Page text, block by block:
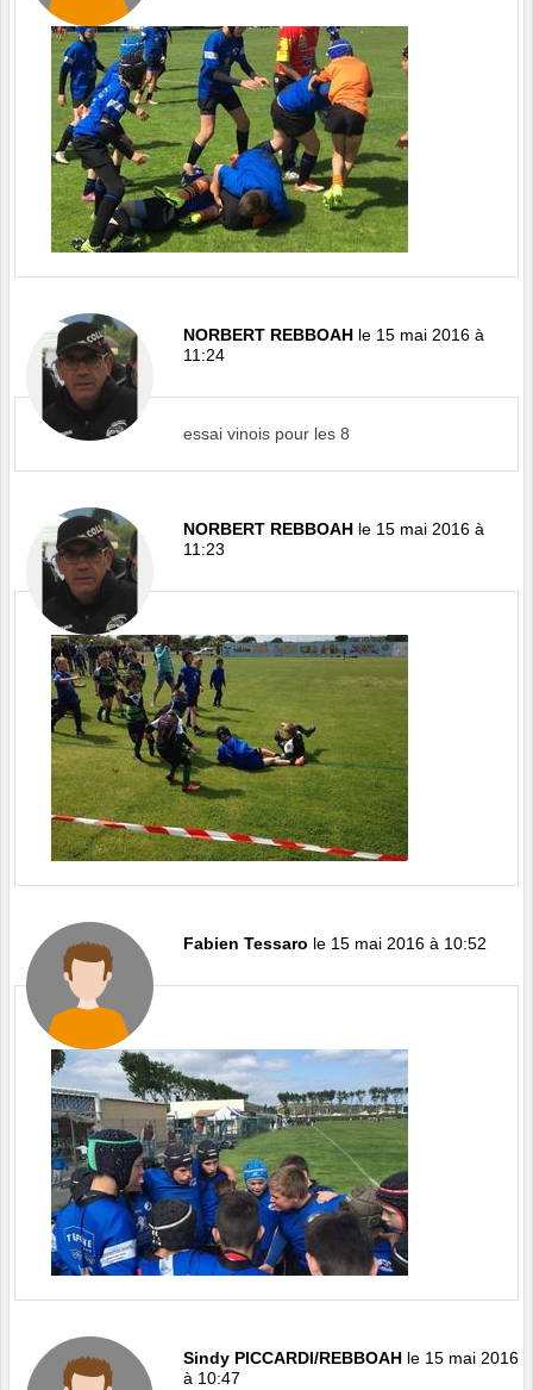
NORBERT REBBOAH le 15 mai 2016 à
11:24
essai vinois pour les 8
NORBERT REBBOAH le 15 mai 2016 à
11:23
Fabien Tessaro le 15 mai 2016 à 10:52
Sindy PICCARDI/REBBOAH le 15 mai 2016
à 10:47